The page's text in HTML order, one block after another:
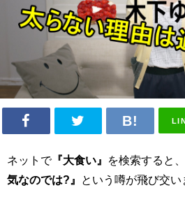
ネットで『大食い』 を検索すると
気なのでは?』
という噂が飛び交い